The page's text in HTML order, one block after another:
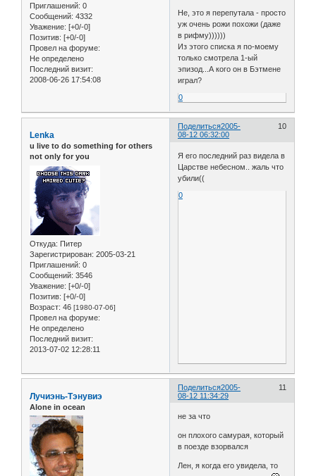
Приглашений: 0
Сообщений: 4332
Уважение: [+0/-0]
Позитив: [+0/-0]
Провел на форуме:
Не определено
Последний визит:
2008-06-26 17:54:08
Не, это я перепутала - просто
уж очень рожи похожи (даже
в рифму))))))
Из этого списка я по-моему
только смотрела 1-ый
эпизод...А кого он в Бэтмене
играл?
0
Поделиться 10
2005-
08-12 06:32:00
Lenka
u live to do something for others
not only for you
Откуда: Питер
Зарегистрирован: 2005-03-21
Приглашений: 0
Сообщений: 3546
Уважение: [+0/-0]
Позитив: [+0/-0]
Возраст: 46 [1980-07-06]
Провел на форуме:
Не определено
Последний визит:
2013-07-02 12:28:11
Я его последний раз видела в
Царстве небесном.. жаль что
убили((
0
Поделиться 11
2005-
08-12 11:34:29
Лучиэнь-Тэнувиэ
Alone in ocean
не за что
он плохого самурая, который
в поезде взорвался
Лен, я когда его увидела, то